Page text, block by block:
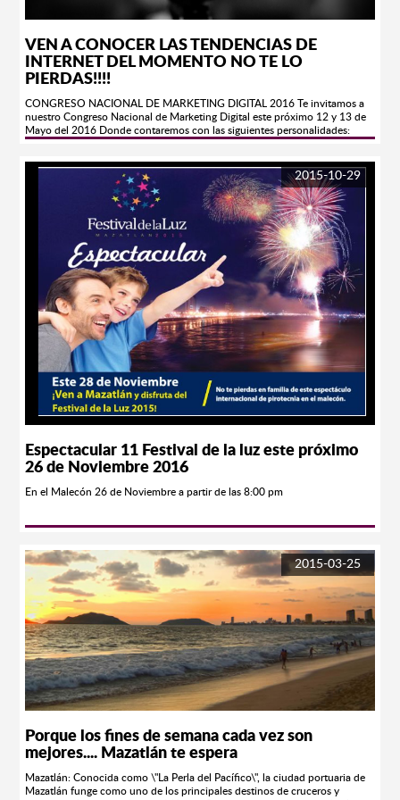
VEN A CONOCER LAS TENDENCIAS DE
INTERNET DEL MOMENTO NO TE LO
PIERDAS!!!!
CONGRESO NACIONAL DE MARKETING DIGITAL 2016 Te invitamos a
nuestro Congreso Nacional de Marketing Digital este próximo 12 y 13 de
Mayo del 2016 Donde contaremos con las siguientes personalidades:
POR PARTICIPANTE: Platino * Acceso a todas las conferencias en zona
exclusiva al frente del escenario en montaje escuela * Boleto para
participar en Rifa para una comida con los conferencistas * Kit de
bienvenida * Diploma con valor curricular avalado por la Universidad
Autónoma de Sinaloa * Acesso a fiesta rompehielos de bienvenida Público
en GeneralPrecio Normal $ 1,500.00 pesos Promoción $ 800.00 pesos
hasta el 30 de abril Estudiantes Precio Normal $ 900.00 pesos Promoción
$ 500.00 pesos hasta el 30 de abril Oro* Acceso a todas las conferencias*
Kit de bienvenida * Diploma con valor curricular avalado por la
Universidad Autónoma de Sinaloa * Acesso a fiesta rompe hielos de
bienvenida Público en GeneralPrecio Normal $ 1,100.00 pesos Promoción
$ 650.00 pesos hasta el 30 de abril Estudiantes Precio Normal $ 700.00
pesos Promoción $ 400.00 pesos hasta el 30 de abril Tels (669) 982
4004/982 4200 Lada sin costo.- 01800 590 9090 E-mail.-
digital@travel.com http:/www.congresomarketingdigital.com
2015-10-29
Espectacular 11 Festival de la luz este próximo
26 de Noviembre 2016
En el Malecón 26 de Noviembre a partir de las 8:00 pm
2015-03-25
Porque los fines de semana cada vez son
mejores.... Mazatlán te espera
Mazatlán: Conocida como \"La Perla del Pacífico\", la ciudad portuaria de
Mazatlán funge como uno de los principales destinos de cruceros y